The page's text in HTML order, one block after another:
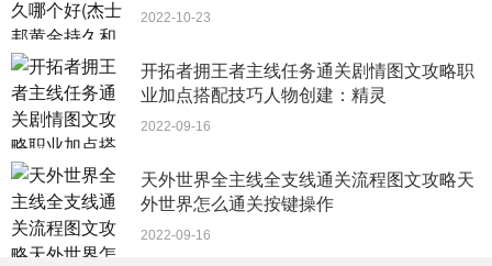
详细介绍：说到刺激的游戏，荒野生存一定是当仁不让
的第一位，如果各位有看过贝尔·格里尔斯的《荒野求生》系
列，那么你一定是有所了解的，不是一般人能够尝试的。
2022-10-23
开拓者拥王者主线任务通关剧情图文攻略职
业加点搭配技巧人物创建：精灵
2022-09-16
天外世界全主线全支线通关流程图文攻略天
外世界怎么通关按键操作
2022-09-16